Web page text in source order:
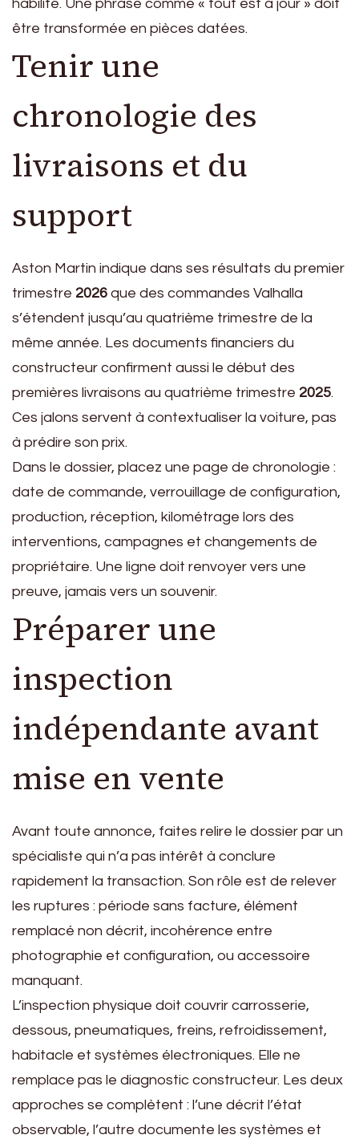
habilité. Une phrase comme « tout est à jour » doit
être transformée en pièces datées.
Tenir une
chronologie des
livraisons et du
support
Aston Martin indique dans ses résultats du premier
trimestre 2026 que des commandes Valhalla
s’étendent jusqu’au quatrième trimestre de la
même année. Les documents financiers du
constructeur confirment aussi le début des
premières livraisons au quatrième trimestre 2025.
Ces jalons servent à contextualiser la voiture, pas
à prédire son prix.
Dans le dossier, placez une page de chronologie :
date de commande, verrouillage de configuration,
production, réception, kilométrage lors des
interventions, campagnes et changements de
propriétaire. Une ligne doit renvoyer vers une
preuve, jamais vers un souvenir.
Préparer une
inspection
indépendante avant
mise en vente
Avant toute annonce, faites relire le dossier par un
spécialiste qui n’a pas intérêt à conclure
rapidement la transaction. Son rôle est de relever
les ruptures : période sans facture, élément
remplacé non décrit, incohérence entre
photographie et configuration, ou accessoire
manquant.
L’inspection physique doit couvrir carrosserie,
dessous, pneumatiques, freins, refroidissement,
habitacle et systèmes électroniques. Elle ne
remplace pas le diagnostic constructeur. Les deux
approches se complètent : l’une décrit l’état
observable, l’autre documente les systèmes et